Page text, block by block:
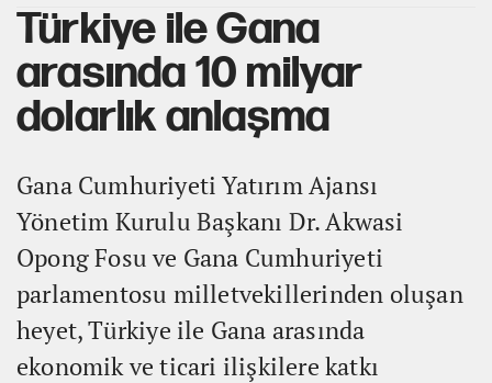
Türkiye ile Gana
arasında 10 milyar
dolarlık anlaşma
Gana Cumhuriyeti Yatırım Ajansı
Yönetim Kurulu Başkanı Dr. Akwasi
Opong Fosu ve Gana Cumhuriyeti
parlamentosu milletvekillerinden oluşan
heyet, Türkiye ile Gana arasında
ekonomik ve ticari ilişkilere katkı